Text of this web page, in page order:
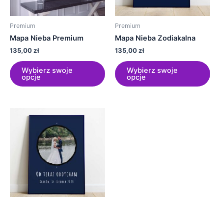
Premium
Mapa Nieba Premium
135,00zł
Wybierz swoje
opcje
wybrać
na
stronie
produktu
Premium
Mapa Nieba Zodiakalna
135,00zł
Wybierz swoje
opcje
na
wybrać